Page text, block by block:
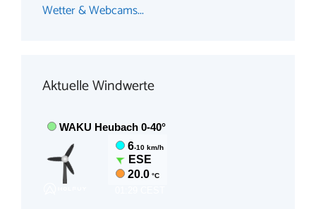
Wetter & Webcams...
Aktuelle Windwerte